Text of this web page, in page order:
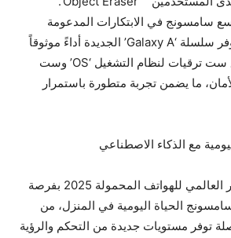
سامسونج في الابتكارات المدعومة
بالذكاء الاصطناعي، توفر سلسلة ‘Galaxy A’ الجديدة أداءً موثوقاً
وقيمة طويلة الأمد، مع ست ترقيات لنظام التشغيل ‘OS’ وست
ما يضمن تجربة متطورة باستمرار
مع الذكاء الاصطناعي
وسيحظى زوار المؤتمر العالمي للهواتف المحمولة 2025 بفرصة
الحياة اليومية في المنزل، من
توفر مستويات جديدة من التحكم والرؤية